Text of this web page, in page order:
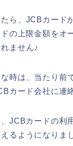
たら、JCBカード
の上限金額をオ
ません♪
時は、当たり前
カード会社に連
JCBカードの利
るようになりま